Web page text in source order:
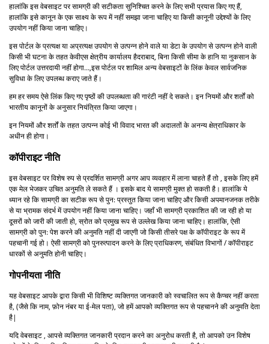
हालांकि इस वेबसाइट पर सामग्री की सटीकता सुनिश्चित करने के लिए सभी प्रयास किए गए हैं,
हालांकि इसे कानून के एक साक्ष्य के रूप में नहीं समझा जाना चाहिए या किसी कानूनी उद्देश्यों के लिए
उपयोग नहीं किया जाना चाहिए।
इस पोर्टल के प्रत्यक्ष या अप्रत्यक्ष उपयोग से उत्पन्न होने वाले या डेटा के उपयोग से उत्पन्न होने वाली
किसी भी घटना के तहत केवीएस क्षेत्रीय कार्यालय हैदराबाद, बिना किसी सीमा के हानि या नुकसान के
लिए पोर्टल उत्तरदायी नहीं होगा…,इस पोर्टल पर शामिल अन्य वेबसाइटों के लिंक केवल सार्वजनिक
सुविधा के लिए उपलब्ध कराए जाते हैं।
हम हर समय ऐसे लिंक किए गए पृष्ठों की उपलब्धता की गारंटी नहीं दे सकते। इन नियमों और शर्तों को
भारतीय कानूनों के अनुसार नियंत्रित किया जाएगा।
इन नियमों और शर्तों के तहत उत्पन्न कोई भी विवाद भारत की अदालतों के अनन्य क्षेत्राधिकार के
अधीन ही होगा।
कॉपीराइट नीति
इस वेबसाइट पर विशेष रुप से प्रदर्शित सामग्री अगर आप व्यवहार में लाना चाहते हैं तो , इसके लिए हमें
एक मेल भेजकर उचित अनुमति ले सकते हैं । इसके बाद ये सामग्री मुक्त हो सकती है। हालांकि ये
ध्यान रहे कि सामग्री का सटीक रूप से पुन: प्रस्तुत किया जाना चाहिए और किसी अपमानजनक तरीके
से या भ्रामक संदर्भ में उपयोग नहीं किया जाना चाहिए। जहाँ भी सामग्री प्रकाशित की जा रही हो या
दूसरों को जारी की जाती हो, स्रोत को प्रमुख रूप से उल्लेख किया जाना चाहिए। हालांकि, ऐसी
सामग्री को पुन: पेश करने की अनुमति नहीं दी जाएगी जो किसी तीसरे पक्ष के कॉपीराइट के रूप में
पहचानी गई हो। ऐसी सामग्री को पुनरुत्पादन करने के लिए प्राधिकरण, संबंधित विभागों / कॉपीराइट
धारकों से अनुमति होनी चाहिए।
गोपनीयता नीति
यह वेबसाइट आपके द्वारा किसी भी विशिष्ट व्यक्तिगत जानकारी को स्वचालित रूप से कैप्चर नहीं करता
है, (जैसे कि नाम, फ़ोन नंबर या ई-मेल पता), जो हमें आपको व्यक्तिगत रूप से पहचानने की अनुमति देता
है|
यदि वेबसाइट , आपसे व्यक्तिगत जानकारी प्रदान करने का अनुरोध करती है, तो आपको उन विशेष